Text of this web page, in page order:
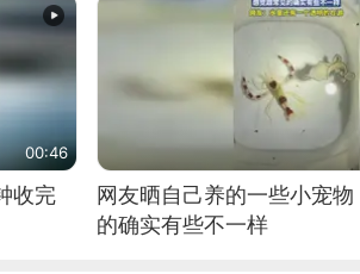
00:46
收完
网友晒自己养的一些小宠
的确实有些不一样